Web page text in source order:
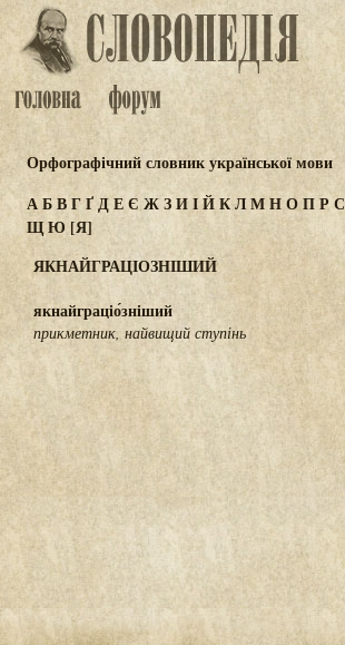
Орфографічний словник української мови
АБВГҐДЕЄ ЖЗИІЙКЛМНОПРС
ЩЮ [Я]
ЯКНАЙГРАЦІОЗНІШИЙ
якнайграціо́зніший
прикметник, найвищий ступінь